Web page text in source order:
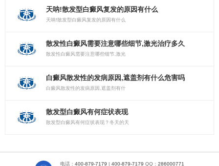
天呐!散发型白癜风复发的原因有什么
天呐!散发型白癜风复发的原因有什么
散发性白癜风需要注意哪些细节,激光治疗多久
散发性白癜风需要注意哪些细节,激光
白癜风散发性的发病原因,遮盖剂有什么危害吗
白癜风散发性的发病原因,遮盖剂有什
散发型白癜风有何症状表现
散发型白癜风有何症状表现？冬天的天
电话： 400-879-7179 | 400-879-7179 QQ： 286000771